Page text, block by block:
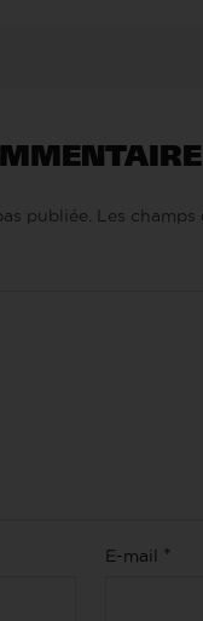
publiée. Les
E-mail *